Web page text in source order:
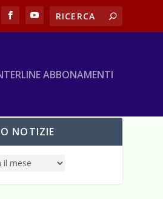
ABBONAMENTI
NOTIZIE